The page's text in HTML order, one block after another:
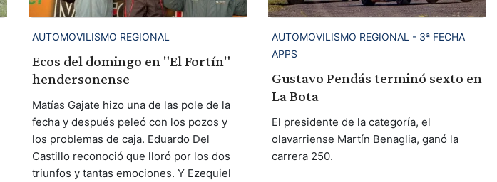
AUTOMOVILISMO REGIONAL
Ecos del domingo en "El Fortín"
hendersonense
Matías Gajate hizo una de las pole de la
fecha y después peleó con los pozos y
los problemas de caja. Eduardo Del
Castillo reconoció que lloró por los dos
triunfos y tantas emociones. Y Ezequiel
AUTOMOVILISMO REGIONAL - 3ª FECHA
APPS
Gustavo Pendás terminó sexto en
La Bota
El presidente de la categoría, el
olavarriense Martín Benaglia, ganó la
carrera 250.